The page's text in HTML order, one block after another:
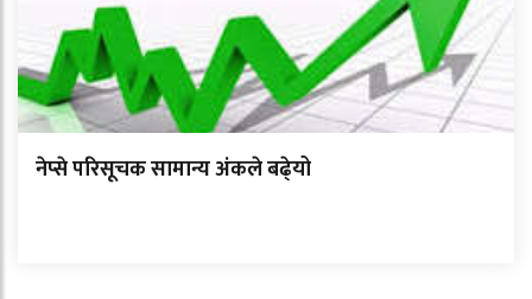
नेप्से परिसूचक सामान्य अंकले बढे्यो